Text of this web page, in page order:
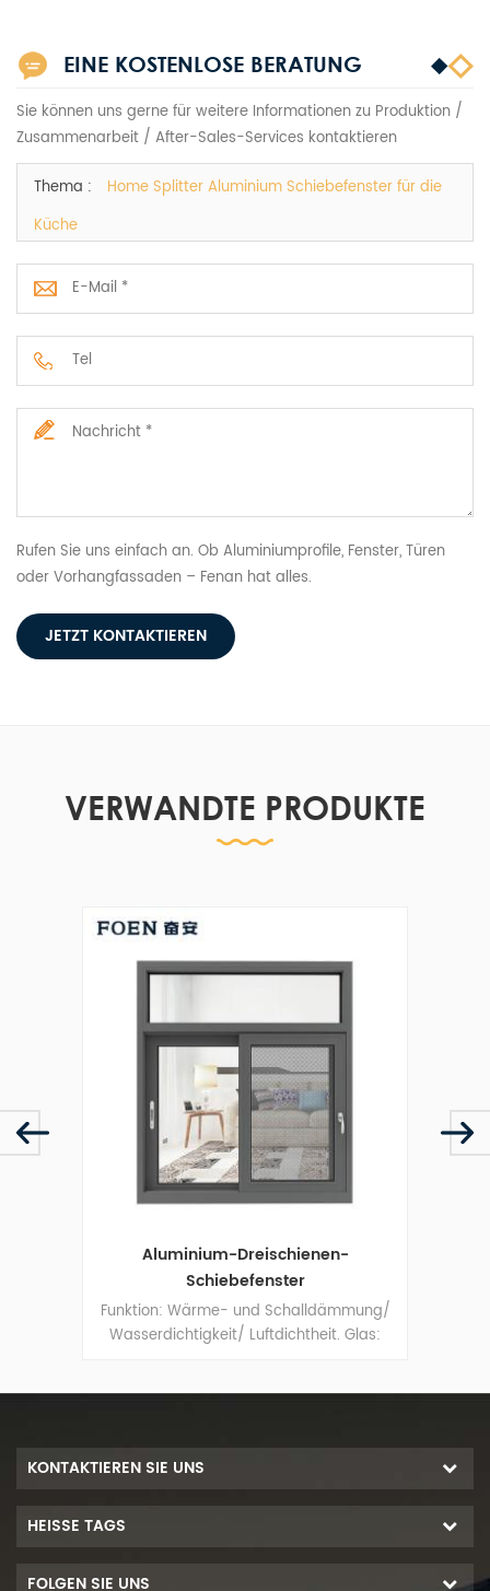
EINE KOSTENLOSE BERATUNG
Sie können uns gerne für weitere Informationen zu Produktion /
Zusammenarbeit / After-Sales-Services kontaktieren
Thema :
Home Splitter Aluminium Schiebefenster für die
Küche
Rufen Sie uns einfach an. Ob Aluminiumprofile, Fenster, Türen
oder Vorhangfassaden – Fenan hat alles.
JETZT KONTAKTIEREN
VERWANDTE PRODUKTE
Aluminium-Dreischienen-
Schiebefenster
Funktion: Wärme- und Schalldämmung/
Wasserdichtigkeit/ Luftdichtheit. Glas:
KONTAKTIEREN SIE UNS
HEISSE TAGS
FOLGEN SIE UNS